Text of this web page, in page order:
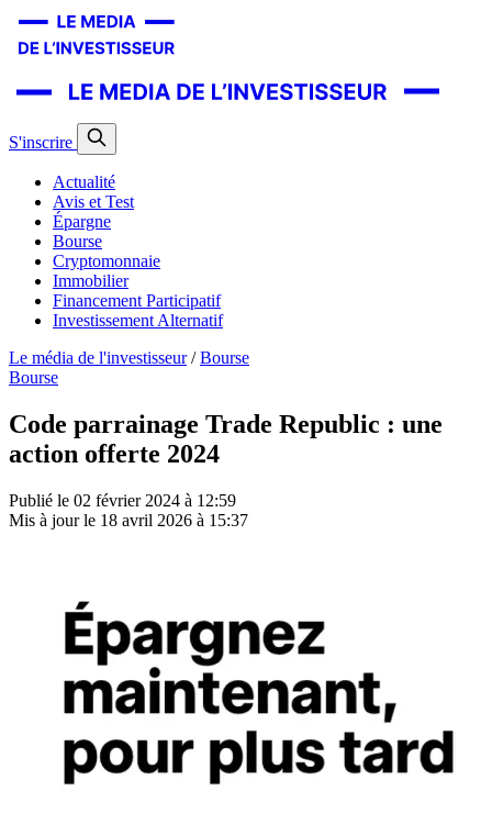
S'inscrire
Actualité
Avis et Test
Épargne
Bourse
Cryptomonnaie
Immobilier
Financement Participatif
Investissement Alternatif
Le média de l'investisseur / Bourse
Bourse
Code parrainage Trade Republic : une
action offerte 2024
Publié le 02 février 2024 à 12:59
Mis à jour le 18 avril 2026 à 15:37